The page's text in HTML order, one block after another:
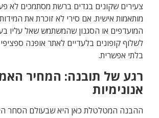
צעירים שקונים בגדים ברשת מסתמכים לא
מותאמות אישית. אם סירי לא זוכרת את
המועדפים או הסגנון שהמשתמש שאל עליו
לשלוף קופונים בלעדיים לאתר אופנה
בלתי אפשרית.
רגע של תובנה: המחיר
אנונימיות
ההבנה המטלטלת כאן היא שבעולם הסחר